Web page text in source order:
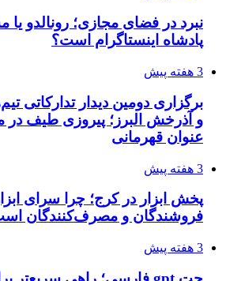
نبرد در فضای مجازی؛ رونالدو
پادشاه اینستاگرام است؟
3 هفته پیش
برگزاری دومین دیدار تدارکاتی
و آذرخش البرز؛ پیروزی طیف در
عنوان قهرمانی
3 هفته پیش
پخش ابزار در کرج؛ چرا سرای
فروشندگان و مصرف‌کنندگان
3 هفته پیش